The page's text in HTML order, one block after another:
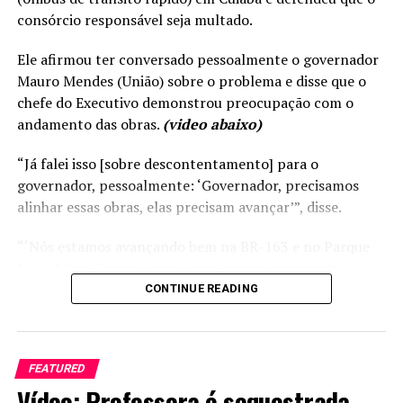
consórcio responsável seja multado.
Ele afirmou ter conversado pessoalmente o governador
Mauro Mendes (União) sobre o problema e disse que o
chefe do Executivo demonstrou preocupação com o
andamento das obras. (video abaixo)
“Já falei isso [sobre descontentamento] para o
governador, pessoalmente: ‘Governador, precisamos
alinhar essas obras, elas precisam avançar’”, disse.
concluir o BRT e o Portão do Inferno em Chapada dos
precisa avançar’”, acrescentou Max detalhando a
conversa com o governador.
Russi disse que Mendes também cobrou ao secretário de
CONTINUE READING
FEATURED